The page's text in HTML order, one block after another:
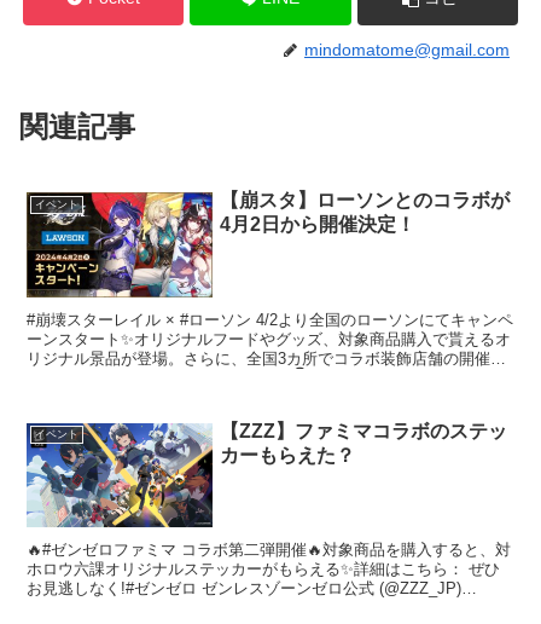
mindomatome@gmail.com
関連記事
イベント
【崩スタ】ローソンとのコラボが
4月2日から開催決定！
#崩壊スターレイル × #ローソン 4/2より全国のローソンにてキャンペ
ーンスタート✨オリジナルフードやグッズ、対象商品購入で貰えるオ
リジナル景品が登場。さらに、全国3カ所でコラボ装飾店舗の開催
イベント
【ZZZ】ファミマコラボのステッ
カーもらえた？
🔥#ゼンゼロファミマ コラボ第二弾開催🔥対象商品を購入すると、対
ホロウ六課オリジナルステッカーがもらえる✨詳細はこちら： ぜひ
お見逃しなく!#ゼンゼロ ゼンレスゾーンゼロ公式 (@ZZZ_JP)